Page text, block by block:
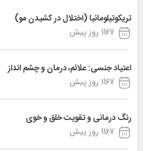
تریکوتیلومانیا (اختلال در کشیدن مو)
1167 روز پیش
اعتیاد جنسی: علائم، درمان و چشم انداز
1167 روز پیش
رنگ درمانی و تقویت خلق و خوی
1167 روز پیش